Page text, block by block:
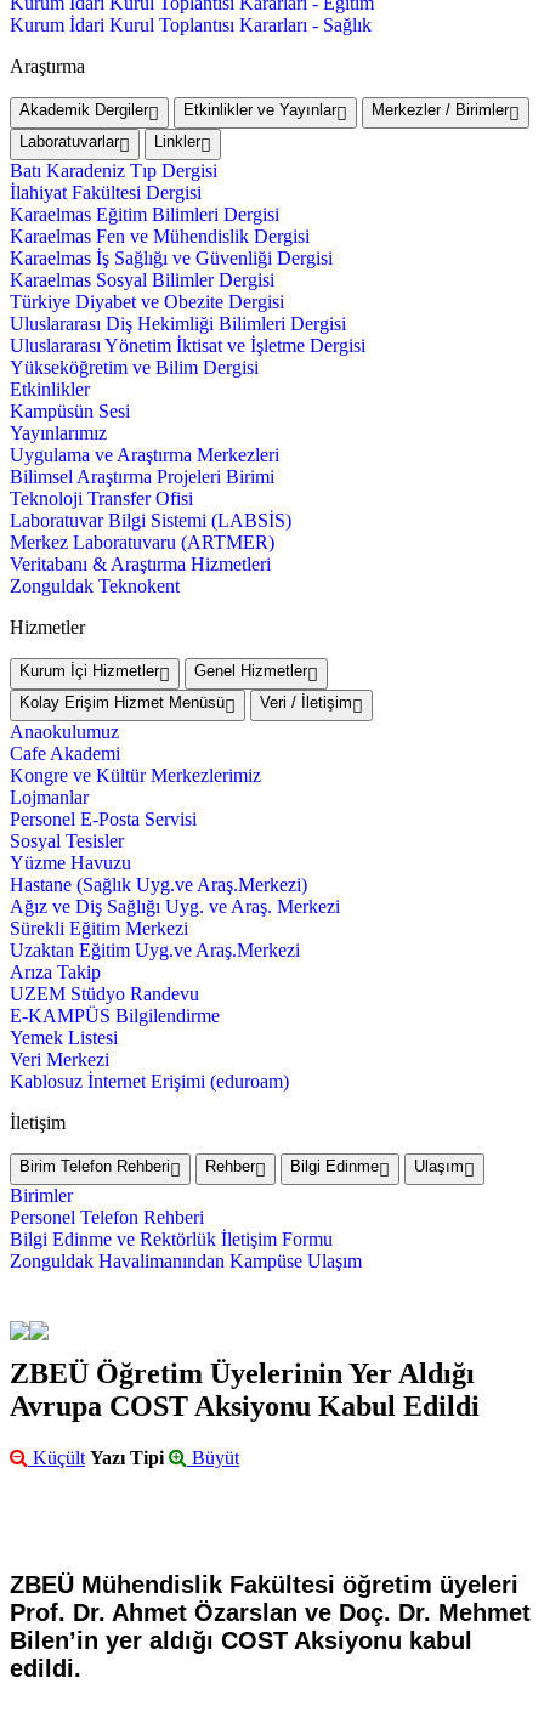
Kurum İdari Kurul Toplantısı Kararları - Sağlık
Araştırma
Akademik Dergiler Etkinlikler ve Yayınlar
Merkezler / Birimler
Laboratuvarlar
Linkler
Batı Karadeniz Tıp Dergisi
İlahiyat Fakültesi Dergisi
Karaelmas Eğitim Bilimleri Dergisi
Karaelmas Fen ve Mühendislik Dergisi
Karaelmas İş Sağlığı ve Güvenliği Dergisi
Karaelmas Sosyal Bilimler Dergisi
Türkiye Diyabet ve Obezite Dergisi
Uluslararası Diş Hekimliği Bilimleri Dergisi
Uluslararası Yönetim İktisat ve İşletme Dergisi
Yükseköğretim ve Bilim Dergisi
Etkinlikler
Kampüsün Sesi
Yayınlarımız
Uygulama ve Araştırma Merkezleri
Bilimsel Araştırma Projeleri Birimi
Teknoloji Transfer Ofisi
Laboratuvar Bilgi Sistemi (LABSİS)
Merkez Laboratuvaru (ARTMER)
Veritabanı & Araştırma Hizmetleri
Zonguldak Teknokent
Hizmetler
Kurum İçi Hizmetler
Genel Hizmetler
Kolay Erişim Hizmet Menüsü
Veri / İletişim
Anaokulumuz
Cafe Akademi
Kongre ve Kültür Merkezlerimiz
Lojmanlar
Personel E-Posta Servisi
Sosyal Tesisler
Yüzme Havuzu
Hastane (Sağlık Uyg.ve Araş.Merkezi)
Ağız ve Diş Sağlığı Uyg. ve Araş. Merkezi
Sürekli Eğitim Merkezi
Uzaktan Eğitim Uyg.ve Araş.Merkezi
Arıza Takip
UZEM Stüdyo Randevu
E-KAMPÜS Bilgilendirme
Yemek Listesi
Veri Merkezi
Kablosuz İnternet Erişimi (eduroam)
İletişim
Birim Telefon Rehberi Rehber Bilgi Edinme Ulaşım
Birimler
Personel Telefon Rehberi
Bilgi Edinme ve Rektörlük İletişim Formu
Zonguldak Havalimanından Kampüse Ulaşım
ZBEÜ Öğretim Üyelerinin Yer Aldığı
Avrupa COST Aksiyonu Kabul Edildi
Küçült Yazı Tipi Büyüt
ZBEÜ Mühendislik Fakültesi öğretim üyeleri
Prof. Dr. Ahmet Özarslan ve Doç. Dr. Mehmet
Bilen’in yer aldığı COST Aksiyonu kabul
edildi.